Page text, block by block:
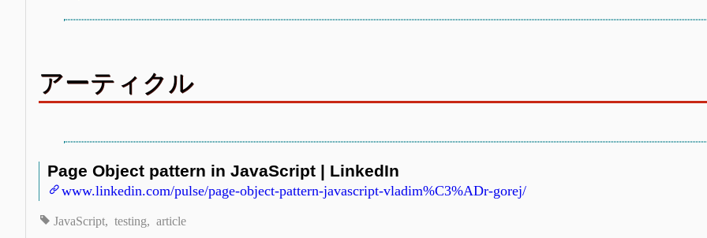
アーティクル
Page Object pattern in JavaScript | LinkedIn
www.linkedin.com/pulse/page-object-pattern-javascript-vladim%C3%ADr-gorej/
JavaScript testing article